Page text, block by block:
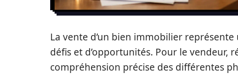
La vente d’un bien immobilier
défis et d’opportunités. Pour le vendeur,
compréhension précise des différentes